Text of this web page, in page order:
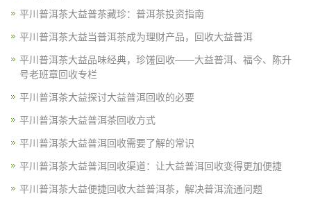
平川普洱茶大益普茶藏珍：普洱茶投资指南
平川普洱茶大益当普洱茶成为理财产品，回收大益普洱
平川普洱茶大益品味经典，珍馐回收——大益普洱、福今、陈升
号老班章回收专栏
平川普洱茶大益探讨大益普洱回收的必要
平川普洱茶大益普洱茶回收方式
平川普洱茶大益普洱回收需要了解的常识
平川普洱茶大益普洱回收渠道：让大益普洱回收变得更加便捷
平川普洱茶大益便捷回收大益普洱茶，解决普洱流通问题